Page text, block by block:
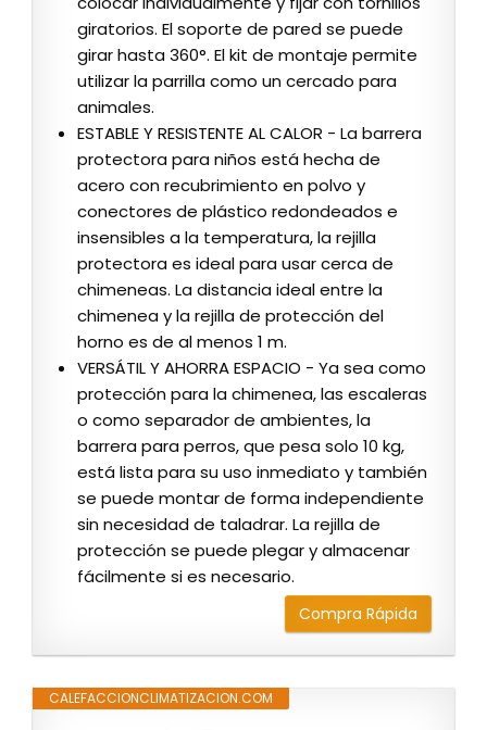
giratorios. El soporte de pared se puede
girar hasta 360°. El kit de montaje permite
utilizar la parrilla como un cercado para
animales.
ESTABLE Y RESISTENTE AL CALOR - La barrera
protectora para niños está hecha de
acero con recubrimiento en polvo y
conectores de plástico redondeados e
insensibles a la temperatura, la rejilla
protectora es ideal para usar cerca de
chimeneas. La distancia ideal entre la
chimenea y la rejilla de protección del
horno es de al menos 1 m.
VERSÁTIL Y AHORRA ESPACIO - Ya sea como
protección para la chimenea, las escaleras
o como separador de ambientes, la
barrera para perros, que pesa solo 10 kg,
está lista para su uso inmediato y también
se puede montar de forma independiente
sin necesidad de taladrar. La rejilla de
protección se puede plegar y almacenar
fácilmente si es necesario.
Compra Rápida
CALEFACCIONCLIMATIZACION.COM